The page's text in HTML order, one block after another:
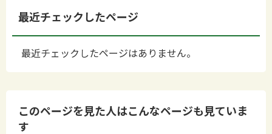
最近チェックしたページ
最近チェックしたページはありません。
このページを見た人はこんなページも見ていま
す